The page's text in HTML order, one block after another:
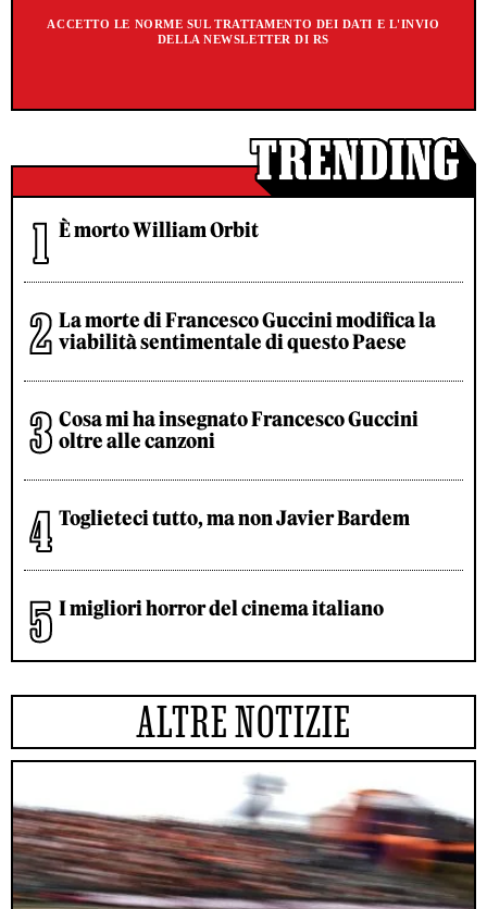
ACCETTO LE NORME SUL TRATTAMENTO DEI DATI E L'INVIO
DELLA NEWSLETTER DI RS
È morto William Orbit
La morte di Francesco Guccini modifica la
viabilità sentimentale di questo Paese
Cosa mi ha insegnato Francesco Guccini
oltre alle canzoni
Toglieteci tutto, ma non Javier Bardem
I migliori horror del cinema italiano
ALTRE NOTIZIE